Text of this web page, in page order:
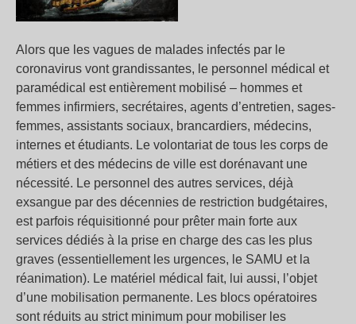
Alors que les vagues de malades infectés par le
coronavirus vont grandissantes, le personnel médical et
paramédical est entièrement mobilisé – hommes et
femmes infirmiers, secrétaires, agents d’entretien, sages-
femmes, assistants sociaux, brancardiers, médecins,
internes et étudiants. Le volontariat de tous les corps de
métiers et des médecins de ville est dorénavant une
nécessité. Le personnel des autres services, déjà
exsangue par des décennies de restriction budgétaires,
est parfois réquisitionné pour prêter main forte aux
services dédiés à la prise en charge des cas les plus
graves (essentiellement les urgences, le SAMU et la
réanimation). Le matériel médical fait, lui aussi, l’objet
d’une mobilisation permanente. Les blocs opératoires
sont réduits au strict minimum pour mobiliser les